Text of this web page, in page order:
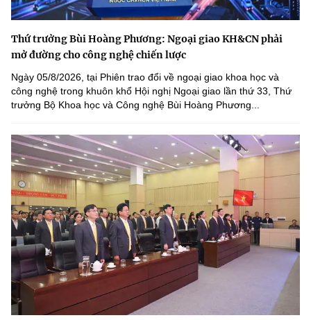
Thứ trưởng Bùi Hoàng Phương: Ngoại giao KH&CN phải
mở đường cho công nghệ chiến lược
Ngày 05/8/2026, tại Phiên trao đổi về ngoại giao khoa học và
công nghệ trong khuôn khổ Hội nghị Ngoại giao lần thứ 33, Thứ
trưởng Bộ Khoa học và Công nghệ Bùi Hoàng Phương...